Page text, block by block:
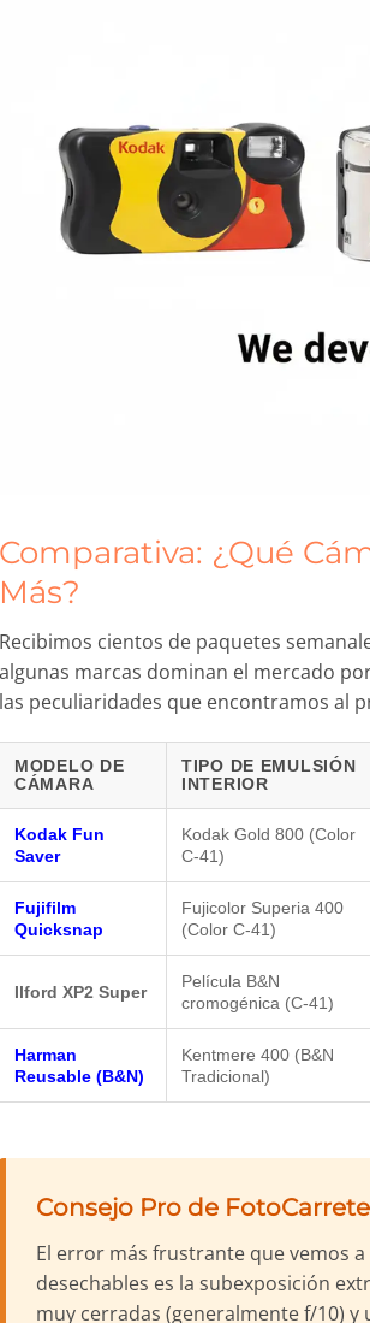
Comparativa: ¿Qué
Más?
Recibimos cientos de paquetes
algunas marcas dominan el mercado
las peculiaridades que encontramos al
MODELO DE
CÁMARA
TIPO DE EMULSIÓN
INTERIOR
Kodak Fun
Saver
Kodak Gold 800 (Color
C-41)
Fujifilm
Quicksnap
Fujicolor Superia 400
(Color C-41)
Ilford XP2 Super
Película B&N
cromogénica (C-41)
Harman
Reusable (B&N)
Kentmere 400 (B&N
Tradicional)
Consejo Pro de
El error más frustrante que vemos
desechables es la subexposición
muy cerradas (generalmente f/10) y